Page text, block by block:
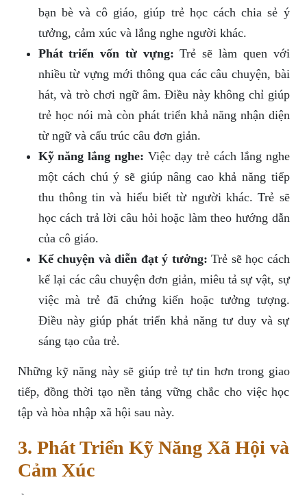
bạn bè và cô giáo, giúp trẻ học cách chia sẻ ý
tưởng, cảm xúc và lắng nghe người khác.
Phát triển vốn từ vựng: Trẻ sẽ làm quen với
nhiều từ vựng mới thông qua các câu chuyện, bài
hát, và trò chơi ngữ âm. Điều này không chỉ giúp
trẻ học nói mà còn phát triển khả năng nhận diện
từ ngữ và cấu trúc câu đơn giản.
Kỹ năng lắng nghe: Việc dạy trẻ cách lắng nghe
một cách chú ý sẽ giúp nâng cao khả năng tiếp
thu thông tin và hiểu biết từ người khác. Trẻ sẽ
học cách trả lời câu hỏi hoặc làm theo hướng dẫn
của cô giáo.
Kể chuyện và diễn đạt ý tưởng: Trẻ sẽ học cách
kể lại các câu chuyện đơn giản, miêu tả sự vật, sự
việc mà trẻ đã chứng kiến hoặc tưởng tượng.
Điều này giúp phát triển khả năng tư duy và sự
sáng tạo của trẻ.
Những kỹ năng này sẽ giúp trẻ tự tin hơn trong giao
tiếp, đồng thời tạo nền tảng vững chắc cho việc học
tập và hòa nhập xã hội sau này.
3. Phát Triển Kỹ Năng Xã Hội và
Cảm Xúc